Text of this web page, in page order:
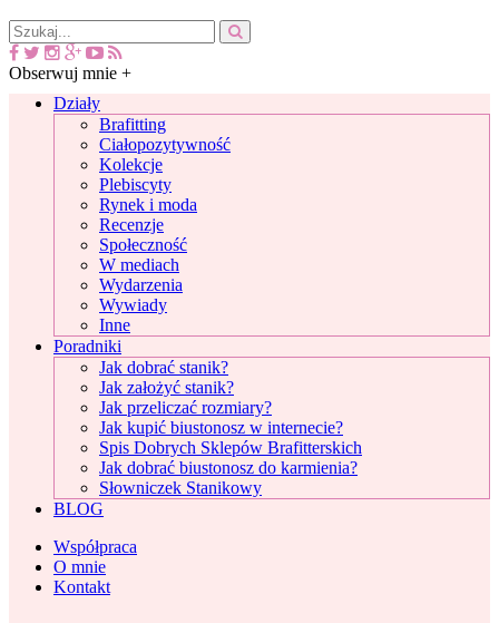
Obserwuj mnie +
Działy
Brafitting
Ciałopozytywność
Kolekcje
Plebiscyty
Rynek i moda
Recenzje
Społeczność
W mediach
Wydarzenia
Wywiady
Inne
Poradniki
Jak dobrać stanik?
Jak założyć stanik?
Jak przeliczać rozmiary?
Jak kupić biustonosz w internecie?
Spis Dobrych Sklepów Brafitterskich
Jak dobrać biustonosz do karmienia?
Słowniczek Stanikowy
BLOG
Współpraca
O mnie
Kontakt